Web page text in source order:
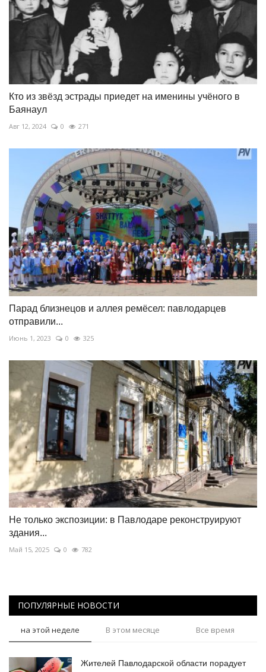
Кто из звёзд эстрады приедет на именины учёного в
Баянаул
Авг 12, 2024 0 271
Парад близнецов и аллея ремёсел: павлодарцев
отправили...
Июнь 1, 2023 0 325
Не только экспозиции: в Павлодаре реконструируют
здания...
Май 15, 2025 0 782
ПОПУЛЯРНЫЕ НОВОСТИ
на этой неделе В этом месяце Все время
Жителей Павлодарской области порадует